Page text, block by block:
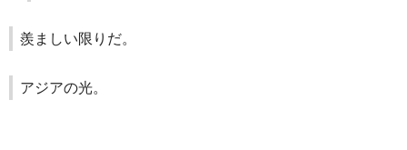
羨ましい限りだ。
アジアの光。